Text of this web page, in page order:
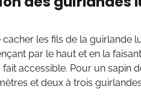
les fils de la guirlande
par le haut et en la
accessible. Pour un sapin
et deux à trois